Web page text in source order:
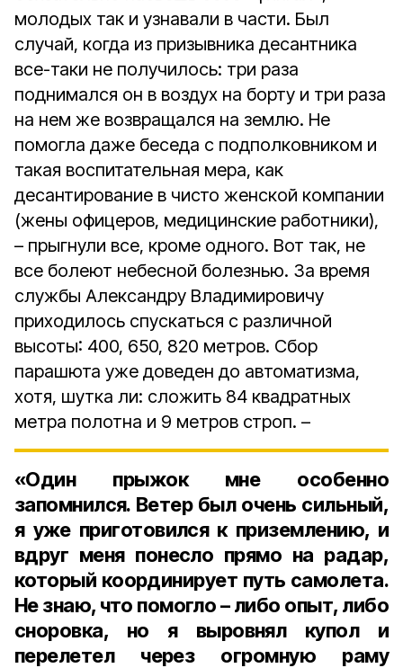
молодых так и узнавали в части. Был
случай, когда из призывника десантника
все-таки не получилось: три раза
поднимался он в воздух на борту и три раза
на нем же возвращался на землю. Не
помогла даже беседа с подполковником и
такая воспитательная мера, как
десантирование в чисто женской компании
(жены офицеров, медицинские работники),
– прыгнули все, кроме одного. Вот так, не
все болеют небесной болезнью. За время
службы Александру Владимировичу
приходилось спускаться с различной
высоты: 400, 650, 820 метров. Сбор
парашюта уже доведен до автоматизма,
хотя, шутка ли: сложить 84 квадратных
метра полотна и 9 метров строп. –
«Один прыжок мне особенно
запомнился. Ветер был очень сильный,
я уже приготовился к приземлению, и
вдруг меня понесло прямо на радар,
который координирует путь самолета.
Не знаю, что помогло – либо опыт, либо
сноровка, но я выровнял купол и
перелетел через огромную раму